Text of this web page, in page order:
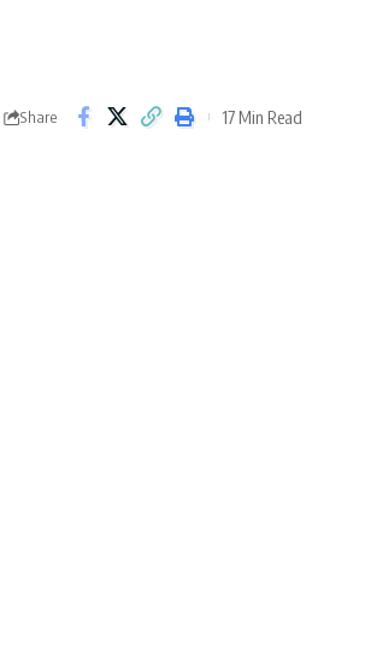
Share 17 Min Read